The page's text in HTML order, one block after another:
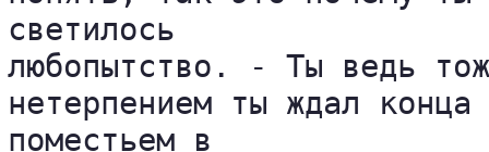
светилось
любопытство. - Ты ведь
нетерпением ты ждал
поместьем в